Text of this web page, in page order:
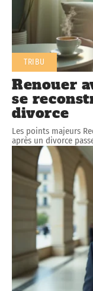
TRIBU
Renouer
se
divorce
Les points majeurs
après un divorce